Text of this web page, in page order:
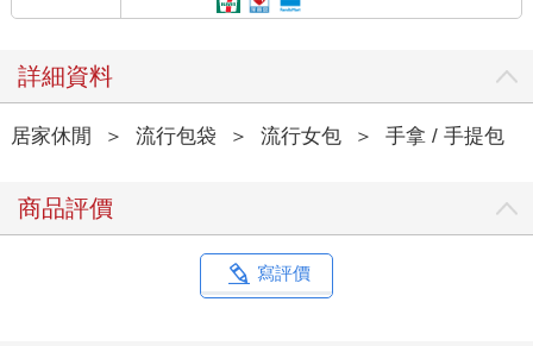
詳細資料
居家休閒 ＞ 流行包袋 ＞ 流行女包 ＞ 手拿 / 手提包
商品評價
寫評價